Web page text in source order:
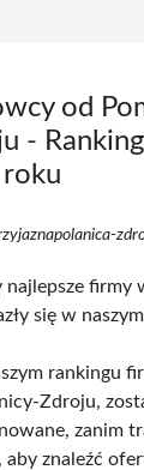
od
-
najlepsze firmy
się w
rankingu
Zdroju,
zanim
aby znaleźć